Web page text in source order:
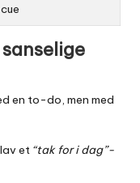
en to-do, men med
et “tak for i dag”-